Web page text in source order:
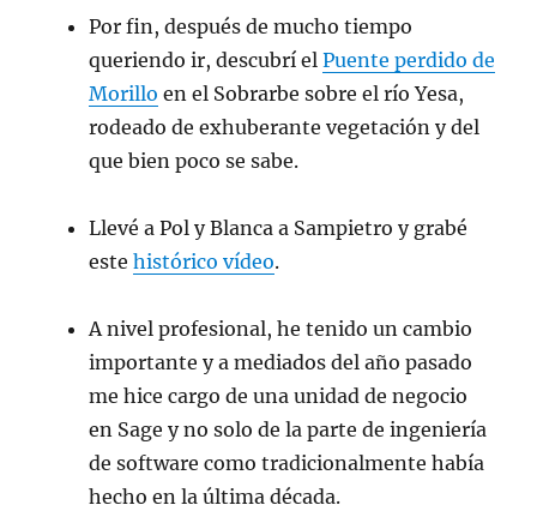
Por fin, después de mucho tiempo
queriendo ir, descubrí elPuente perdido de
Morillo en el Sobrarbe sobre el río Yesa,
rodeado de exhuberante vegetación y del
que bien poco se sabe.
Llevé a Pol y Blanca a Sampietro y grabé
estehistórico vídeo.
A nivel profesional, he tenido un cambio
importante y a mediados del año pasado
me hice cargo de una unidad de negocio
en Sage y no solo de la parte de ingeniería
de software como tradicionalmente había
hecho en la última década.